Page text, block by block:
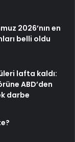
2026’nın en
belli oldu
lafta kaldı:
ABD’den
darbe